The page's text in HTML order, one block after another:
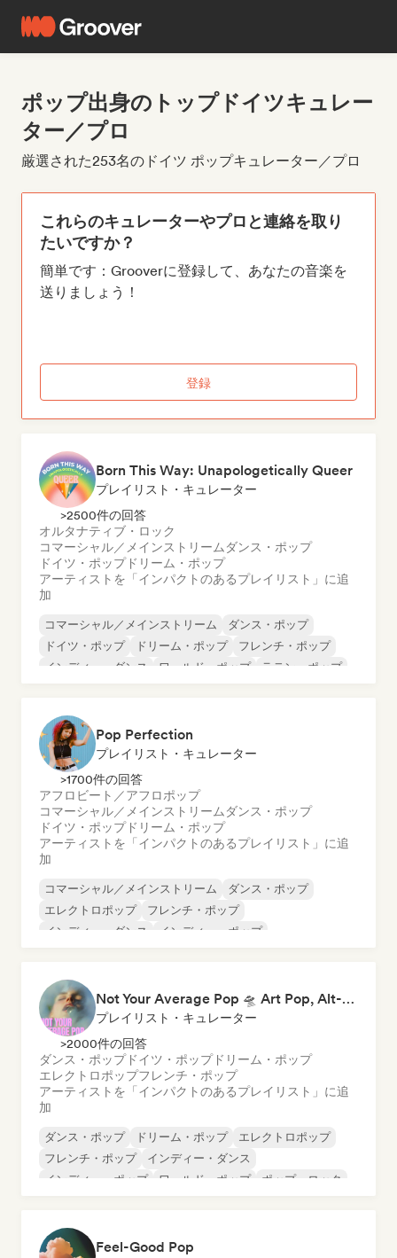
ポップ出身のトップドイツキュレー
ター／プロ
厳選された253名のドイツ ポップキュレーター／プロ
これらのキュレーターやプロと連絡を取り
たいですか？
簡単です：Grooverに登録して、あなたの音楽を
送りましょう！
登録
Born This Way: Unapologetically Queer
プレイリスト・キュレーター
>2500件の回答
オルタナティブ・ロック
コマーシャル／メインストリーム ダンス・ポップ
ドイツ・ポップドリーム・ポップ
アーティストを「インパクトのあるプレイリスト」に追
加
コマーシャル／メインストリーム
ダンス・ポップ
ドイツ・ポップ
ドリーム・ポップ
フレンチ・ポップ
インディー・ダンス
ワールド・ポップ ラテン・ポップ
Pop Perfection
プレイリスト・キュレーター
>1700件の回答
アフロビート／アフロポップ
コマーシャル／メインストリーム ダンス・ポップ
ドイツ・ポップドリーム・ポップ
アーティストを「インパクトのあるプレイリスト」に追
加
コマーシャル／メインストリーム
ダンス・ポップ
エレクトロポップ
フレンチ・ポップ
インディー・ダンス
インディー・ポップ
Not Your Average Pop 🛸 Art Pop, Alt-Pop & Indie Pop
プレイリスト・キュレーター
>2000件の回答
ダンス・ポップドイツ・ポップドリーム・ポップ
エレクトロポップフレンチ・ポップ
アーティストを「インパクトのあるプレイリスト」に追
加
ダンス・ポップ ドリーム・ポップ
エレクトロポップ
フレンチ・ポップ
インディー・ダンス
インディー・ポップ
ワールド・ポップ ポップ・ロック
Feel-Good Pop